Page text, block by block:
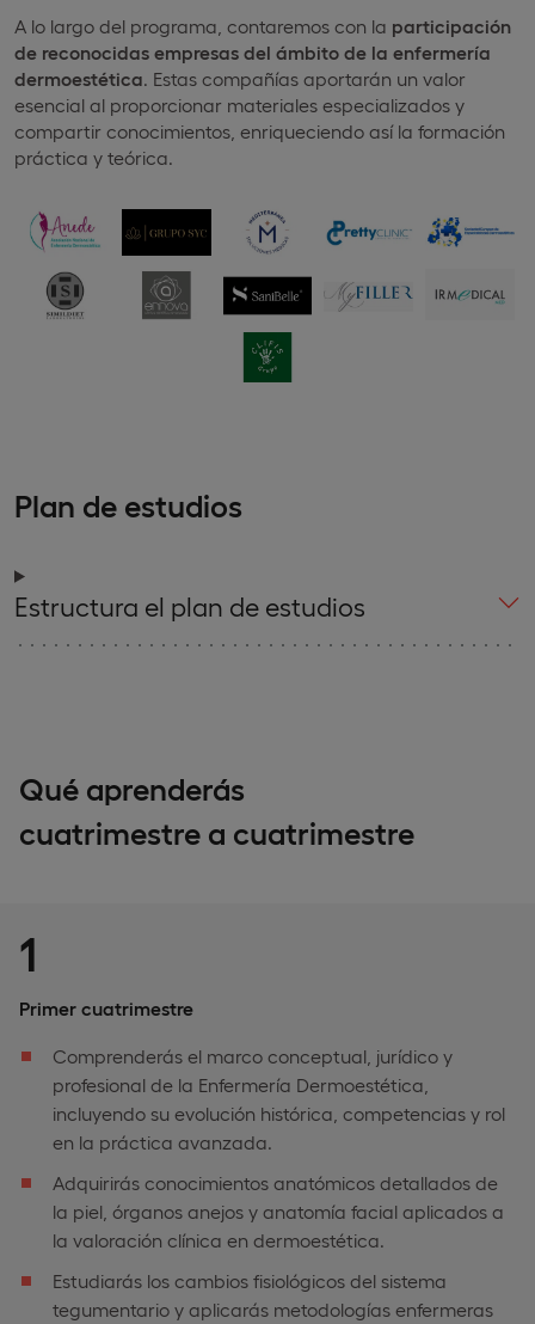
A lo largo del programa, contaremos con la participación
de reconocidas empresas del ámbito de la enfermería
dermoestética. Estas compañías aportarán un valor
esencial al proporcionar materiales especializados y
compartir conocimientos, enriqueciendo así la formación
práctica y teórica.
Plan de estudios
Estructura el plan de estudios
Qué aprenderás
cuatrimestre a cuatrimestre
1
Primer cuatrimestre
Comprenderás el marco conceptual, jurídico y
profesional de la Enfermería Dermoestética,
incluyendo su evolución histórica, competencias y rol
en la práctica avanzada.
Adquirirás conocimientos anatómicos detallados de
la piel, órganos anejos y anatomía facial aplicados a
la valoración clínica en dermoestética.
Estudiarás los cambios fisiológicos del sistema
tegumentario y aplicarás metodologías enfermeras